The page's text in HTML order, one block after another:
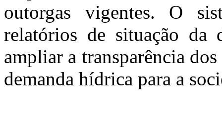
outorgas vigentes. O
relatórios de situação da
ampliar a transparência
demanda hídrica para a